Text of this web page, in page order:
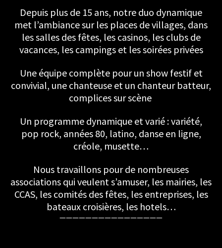
Depuis plus de 15 ans, notre duo dynamique
met l’ambiance sur les places de villages, dans
les salles des fêtes, les casinos, les clubs de
vacances, les campings et les soirées privées
Une équipe complète pour un show festif et
convivial, une chanteuse et un chanteur batteur,
complices sur scène
Un programme dynamique et varié : variété,
pop rock, années 80, latino, danse en ligne,
créole, musette…
Nous travaillons pour de nombreuses
associations qui veulent s’amuser, les mairies, les
CCAS, les comités des fêtes, les entreprises, les
bateaux croisières, les hotels…
————————————————